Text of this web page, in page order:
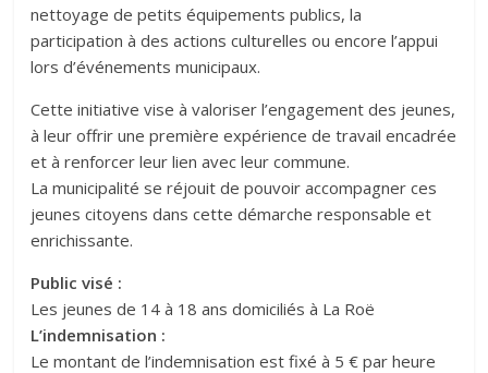
nettoyage de petits équipements publics, la
participation à des actions culturelles ou encore l’appui
lors d’événements municipaux.
Cette initiative vise à valoriser l’engagement des jeunes,
à leur offrir une première expérience de travail encadrée
et à renforcer leur lien avec leur commune.
La municipalité se réjouit de pouvoir accompagner ces
jeunes citoyens dans cette démarche responsable et
enrichissante.
Public visé :
Les jeunes de 14 à 18 ans domiciliés à La Roë
L’indemnisation :
Le montant de l’indemnisation est fixé à 5 € par heure